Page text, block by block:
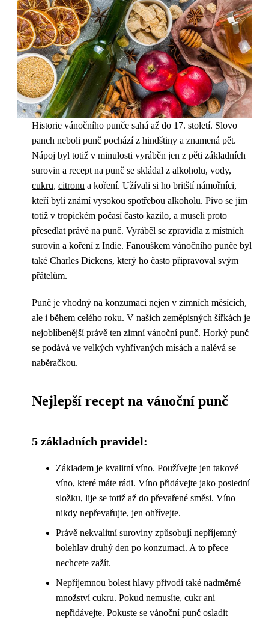
Historie vánočního punče sahá až do 17. století. Slovo
panch neboli punč pochází z hindštiny a znamená pět.
Nápoj byl totiž v minulosti vyráběn jen z pěti základních
surovin a recept na punč se skládal z alkoholu, vody,
cukru, citronu a koření. Užívali si ho britští námořníci,
kteří byli známí vysokou spotřebou alkoholu. Pivo se jim
totiž v tropickém počasí často kazilo, a museli proto
přesedlat právě na punč. Vyráběl se zpravidla z místních
surovin a koření z Indie. Fanouškem vánočního punče byl
také Charles Dickens, který ho často připravoval svým
přátelům.
Punč je vhodný na konzumaci nejen v zimních měsících,
ale i během celého roku. V našich zeměpisných šířkách je
nejoblíbenější právě ten zimní vánoční punč. Horký punč
se podává ve velkých vyhřívaných mísách a nalévá se
naběračkou.
Nejlepší recept na vánoční punč
5 základních pravidel:
Základem je kvalitní víno. Používejte jen takové
víno, které máte rádi. Víno přidávejte jako poslední
složku, lije se totiž až do převařené směsi. Víno
nikdy nepřevařujte, jen ohřívejte.
Právě nekvalitní suroviny způsobují nepříjemný
bolehlav druhý den po konzumaci. A to přece
nechcete zažít.
Nepříjemnou bolest hlavy přivodí také nadměrné
množství cukru. Pokud nemusíte, cukr ani
nepřidávejte. Pokuste se vánoční punč osladit